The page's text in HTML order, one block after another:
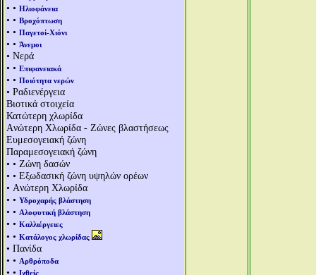
• • Ηλιοφάνεια
• • Βροχόπτωση
• • Παγετοί-Χιόνι
• • Άνεμοι
• Νερά
• • Επιφανειακά
• • Ποιότητα νερών
• Ραδιενέργεια
Βιοτικά στοιχεία
Κατώτερη χλωρίδα
Aνώτερη Χλωρίδα - Ζώνες βλαστήσεως
Ευμεσογειακή ζώνη
Παραμεσογειακή ζώνη
• • Ζώνη δασών
• • Εξωδασική ζώνη υψηλών ορέων
• Aνώτερη Χλωρίδα
• • Υδροχαρής βλάστηση
• • Αλοφυτική βλάστηση
• • Καλλιέργειες
• • Κατάλογος χλωρίδας
• Πανίδα
• • Αρθρόποδα
• • Ιχθείς